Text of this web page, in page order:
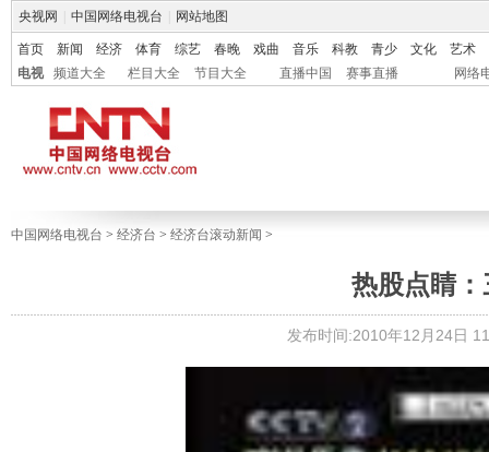
央视网 中国网络电视台 网站地图
首页 新闻 经济 体育 综艺 春晚 戏曲 音乐 科教 青少 文化
艺术
电视
频道大全 栏目大全 节目大全 直播中国 赛事直播 网络
中国网络电视台 > 经济台 > 经济台滚动新闻 >
热股点睛：
发布时间:2010年12月24日